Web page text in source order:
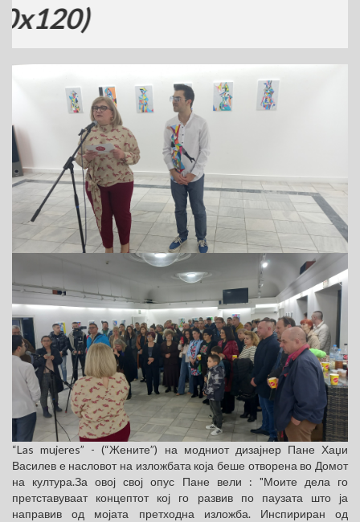
“Las mujeres” - (“Жените”) на модниот дизајнер Пане Хаџи
Василев е насловот на изложбата која беше отворена во Домот
на култура.За овој свој опус Пане вели : "Моите дела го
претставуваат концептот кој го развив по паузата што ја
направив од мојата претходна изложба. Инспириран од